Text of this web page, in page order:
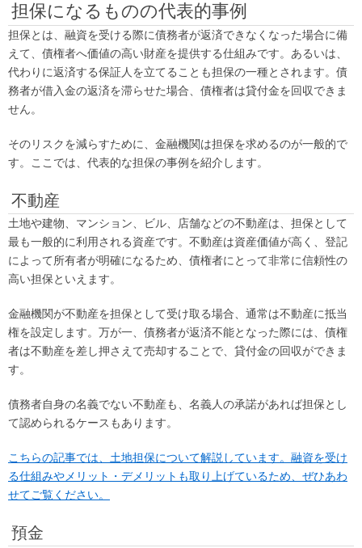
担保になるものの代表的事例
担保とは、融資を受ける際に債務者が返済できなくなった場合に備
えて、債権者へ価値の高い財産を提供する仕組みです。あるいは、
代わりに返済する保証人を立てることも担保の一種とされます。債
務者が借入金の返済を滞らせた場合、債権者は貸付金を回収できま
せん。
そのリスクを減らすために、金融機関は担保を求めるのが一般的で
す。ここでは、代表的な担保の事例を紹介します。
不動産
土地や建物、マンション、ビル、店舗などの不動産は、担保として
最も一般的に利用される資産です。不動産は資産価値が高く、登記
によって所有者が明確になるため、債権者にとって非常に信頼性の
高い担保といえます。
金融機関が不動産を担保として受け取る場合、通常は不動産に抵当
権を設定します。万が一、債務者が返済不能となった際には、債権
者は不動産を差し押さえて売却することで、貸付金の回収ができま
す。
債務者自身の名義でない不動産も、名義人の承諾があれば担保とし
て認められるケースもあります。
こちらの記事では、土地担保について解説しています。融資を受け
る仕組みやメリット・デメリットも取り上げているため、ぜひあわ
せてご覧ください。
預金